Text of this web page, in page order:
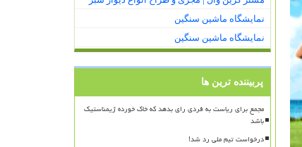
نمایشگاه ماشین سنگین
نمایشگاه ماشین سنگین
پربیننده ترین ها
مجمع برای ریاست به فردی رای بدهد که خاک خورده ژیمناستیک
باشد
درخواست تیم ملی رد شد!